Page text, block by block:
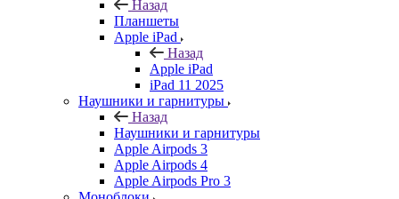
Назад
Планшеты
Apple iPad
Назад
Apple iPad
iPad 11 2025
Наушники и гарнитуры
Назад
Наушники и гарнитуры
Apple Airpods 3
Apple Airpods 4
Apple Airpods Pro 3